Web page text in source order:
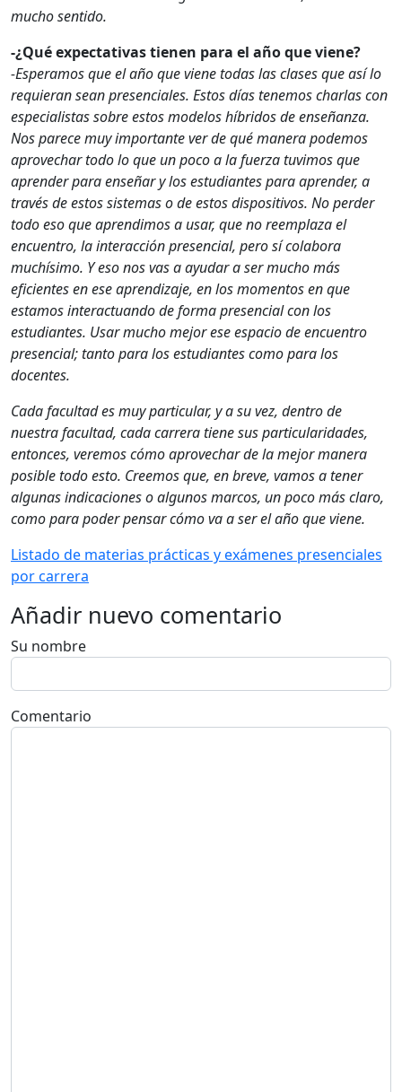
mucho sentido.
-¿Qué expectativas tienen para el año que viene?
-Esperamos que el año que viene todas las clases que así lo
requieran sean presenciales. Estos días tenemos charlas con
especialistas sobre estos modelos híbridos de enseñanza.
Nos parece muy importante ver de qué manera podemos
aprovechar todo lo que un poco a la fuerza tuvimos que
aprender para enseñar y los estudiantes para aprender, a
través de estos sistemas o de estos dispositivos. No perder
todo eso que aprendimos a usar, que no reemplaza el
encuentro, la interacción presencial, pero sí colabora
muchísimo. Y eso nos vas a ayudar a ser mucho más
eficientes en ese aprendizaje, en los momentos en que
estamos interactuando de forma presencial con los
estudiantes. Usar mucho mejor ese espacio de encuentro
presencial; tanto para los estudiantes como para los
docentes.
Cada facultad es muy particular, y a su vez, dentro de
nuestra facultad, cada carrera tiene sus particularidades,
entonces, veremos cómo aprovechar de la mejor manera
posible todo esto. Creemos que, en breve, vamos a tener
algunas indicaciones o algunos marcos, un poco más claro,
como para poder pensar cómo va a ser el año que viene.
Listado de materias prácticas y exámenes presenciales
por carrera
Añadir nuevo comentario
Su nombre
Comentario